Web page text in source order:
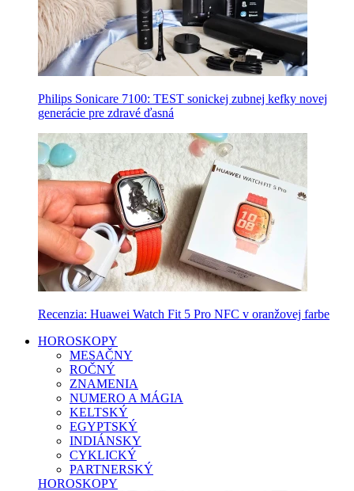
Philips Sonicare 7100: TEST sonickej zubnej kefky novej
generácie pre zdravé ďasná
Recenzia: Huawei Watch Fit 5 Pro NFC v oranžovej farbe
HOROSKOPY
MESAČNY
ROČNÝ
ZNAMENIA
NUMERO A MÁGIA
KELTSKÝ
EGYPTSKÝ
INDIÁNSKY
CYKLICKÝ
PARTNERSKÝ
HOROSKOPY